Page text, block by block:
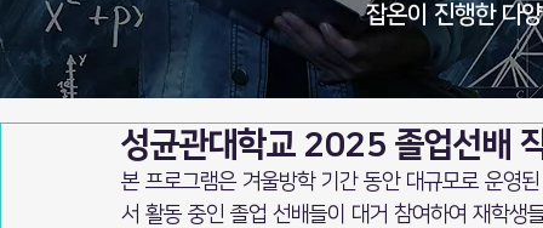
잡온이 진행한 다
성균관대학교 2025 졸업선배
본 프로그램은 겨울방학 기간 동안 대규모로 운영
서 활동 중인 졸업 선배들이 대거 참여하여 재학생